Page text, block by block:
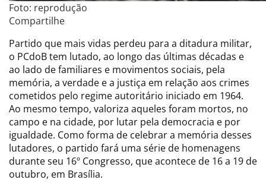
Foto: reprodução
Compartilhe
Partido que mais vidas perdeu para a ditadura militar,
o PCdoB tem lutado, ao longo das últimas décadas e
ao lado de familiares e movimentos sociais, pela
memória, a verdade e a justiça em relação aos crimes
cometidos pelo regime autoritário iniciado em 1964.
Ao mesmo tempo, valoriza aqueles foram mortos, no
campo e na cidade, por lutar pela democracia e por
igualdade. Como forma de celebrar a memória desses
lutadores, o partido fará uma série de homenagens
durante seu 16º Congresso, que acontece de 16 a 19 de
outubro, em Brasília.